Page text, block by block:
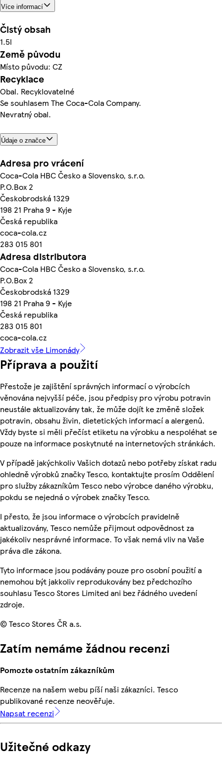
Více informací
Čistý obsah
1.5l
Země původu
Místo původu: CZ
Recyklace
Obal. Recyklovatelné
Se souhlasem The Coca-Cola Company.
Nevratný obal.
Údaje o značce
Adresa pro vrácení
Coca-Cola HBC Česko a Slovensko, s.r.o.
P.O.Box 2
Českobrodská 1329
198 21 Praha 9 - Kyje
Česká republika
coca-cola.cz
283 015 801
Adresa distributora
Coca-Cola HBC Česko a Slovensko, s.r.o.
P.O.Box 2
Českobrodská 1329
198 21 Praha 9 - Kyje
Česká republika
283 015 801
coca-cola.cz
Zobrazit vše Limonády
Příprava a použití
Přestože je zajištění správných informací o výrobcích
věnována nejvyšší péče, jsou předpisy pro výrobu potravin
neustále aktualizovány tak, že může dojít ke změně složek
potravin, obsahu živin, dietetických informací a alergenů.
Vždy byste si měli přečíst etiketu na výrobku a nespoléhat se
pouze na informace poskytnuté na internetových stránkách.
V případě jakýchkoliv Vašich dotazů nebo potřeby získat radu
ohledně výrobků značky Tesco, kontaktujte prosím Oddělení
pro služby zákazníkům Tesco nebo výrobce daného výrobku,
pokdu se nejedná o výrobek značky Tesco.
I přesto, že jsou informace o výrobcích pravidelně
aktualizovány, Tesco nemůže přijmout odpovědnost za
jakékoliv nesprávné informace. To však nemá vliv na Vaše
práva dle zákona.
Tyto informace jsou podávány pouze pro osobní použití a
nemohou být jakkoliv reprodukovány bez předchozího
souhlasu Tesco Stores Limited ani bez řádného uvedení
zdroje.
© Tesco Stores ČR a.s.
Zatím nemáme žádnou recenzi
Pomozte ostatním zákazníkům
Recenze na našem webu píší naši zákazníci. Tesco
publikované recenze neověřuje.
Napsat recenzi
Užitečné odkazy